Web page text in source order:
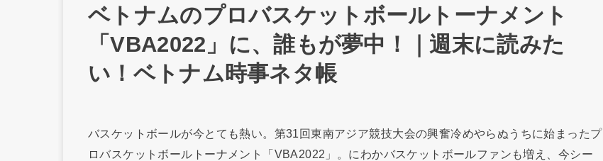
ベトナムのプロバスケットボールトーナメント
「VBA2022」に、誰もが夢中！｜週末に読みた
い！ベトナム時事ネタ帳
バスケットボールが今とても熱い。第31回東南アジア競技大会の興奮冷めやらぬうちに始まったプ
ロバスケットボールトーナメント「VBA2022」。にわかバスケットボールファンも増え、今シー